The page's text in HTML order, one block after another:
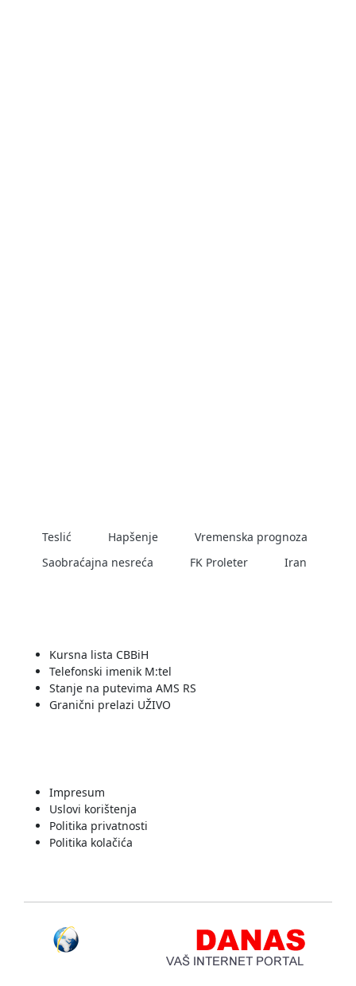
Teslić Hapšenje
Vremenska prognoza
Saobraćajna nesreća
FK Proleter Iran
Kursna lista CBBiH
Telefonski imenik M:tel
Stanje na putevima AMS RS
Granični prelazi UŽIVO
Impresum
Uslovi korištenja
Politika privatnosti
Politika kolačića